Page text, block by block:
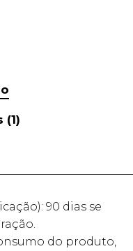
(1)
90 dias se
do produto,